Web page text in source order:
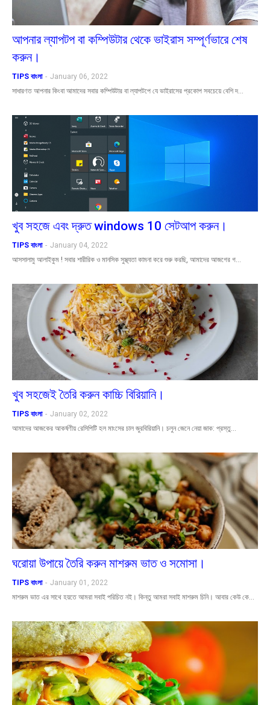
আপনার ল্যাপটপ বা কম্পিউটার থেকে ভাইরাস সম্পূর্ণভারে শেষ
করুন।
TIPS বাংলা - January 06, 2022
সাধারণত আপনার কিংবা আমাদের সবার কম্পিউটার বা ল্যাপটপে যে ভাইরাসের প্রকোপ সবচেয়ে বেশি দ…
খুব সহজে এবং দ্রুত windows 10 সেটআপ করুন।
TIPS বাংলা - January 04, 2022
আসসালামু আলাইকুম ! সবার শারীরিক ও মানসিক সুস্থ্যতা কামনা করে শুরু করছি, আমাদের আজগের গ…
খুব সহজেই তৈরি করুন কাচ্চি বিরিয়ানি।
TIPS বাংলা - January 02, 2022
আমাদের আজকের আকর্ষণীয় রেসিপিটি হল মাংসের চাল জুরবিরিয়ানি। চলুন জেনে নেয়া জাক: প্রস্তু…
ঘরোয়া উপায়ে তৈরি করুন মাশরুম ভাত ও সমোসা।
TIPS বাংলা - January 01, 2022
মাশরুম ভাত এর সাথে হয়তে আমরা সবাই পরিচিত নই। কিন্তু আমরা সবাই মাশরুম চিনি। আবার কেউ কে…